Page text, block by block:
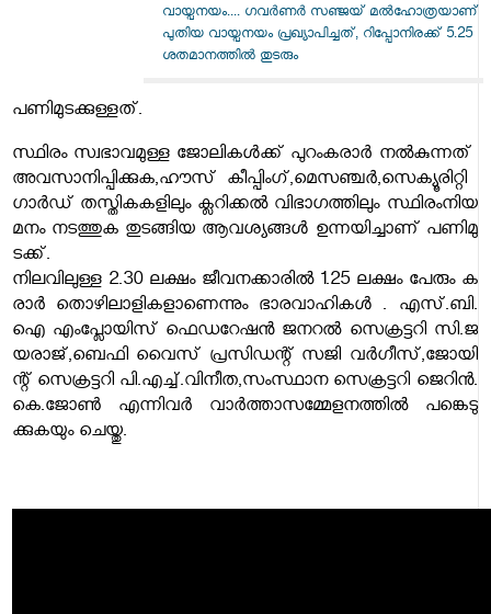
വായ്പനയം.... ഗവർണർ സഞ്ജയ് മൽഹോത്രയാണ്
പുതിയ വായ്പനയം പ്രഖ്യാപിച്ചത്, റിപ്പോനിരക്ക് 5.25
ശതമാനത്തിൽ തുടരും
പണിമുടക്കുള്ളത്.
​​സ്ഥി​രം​ ​സ്വ​ഭാ​വ​മു​ള്ള​ ​ജോ​ലി​ക​ൾ​ക്ക് ​പു​റം​ക​രാ​ർ​ ​ന​ൽ​കു​ന്ന​ത് ​
അ​വ​സാ​നി​പ്പി​ക്കു​ക,​ഹൗ​സ് ​കീ​പ്പിം​ഗ്,​മെ​സ​ഞ്ച​ർ,​സെ​ക്യൂ​രി​റ്റി​ ​
ഗാ​ർ​ഡ് ​ത​സ്തി​ക​ക​ളി​ലും​ ​ക്ല​റി​ക്ക​ൽ​ ​വി​ഭാ​ഗ​ത്തി​ലും​ ​സ്ഥി​രം​നി​യ​
മ​നം​ ​ന​ട​ത്തു​ക​ ​തു​ട​ങ്ങി​യ​ ​ആ​വ​ശ്യ​ങ്ങ​ൾ​ ​ഉ​ന്ന​യി​ച്ചാ​ണ് ​പ​ണി​മു​
ട​ക്ക്.​‌
നി​ല​വി​ലു​ള്ള​ 2.30​ ​ല​ക്ഷം​ ​ജീ​വ​ന​ക്കാ​രി​ൽ​ 1.25​ ​ല​ക്ഷം​ ​പേ​രും​ ​ക​
രാ​ർ​ ​തൊ​ഴി​ലാ​ളി​ക​ളാ​ണെ​ന്നും​ ​ഭാ​ര​വാ​ഹി​ക​ൾ​ ​‌.​ ​എ​സ്.​ബി.​
ഐ​ ​എം​പ്ലോ​യി​സ് ​ഫെ​ഡ​റേ​ഷ​ൻ​ ​ജ​ന​റ​ൽ​ ​സെ​ക്ര​ട്ട​റി​ ​സി.​ജ​
യ​രാ​ജ്,​ബെ​ഫി​ ​വൈ​സ് ​പ്ര​സി​ഡ​ന്റ് ​സ​ജി​ ​വ​ർ​ഗീ​സ്,​ജോ​യി​
ന്റ് ​സെ​ക്ര​ട്ട​റി​ ​പി.​എ​ച്ച്.​വി​നീ​ത,​സം​സ്ഥാ​ന​ ​സെ​ക്ര​ട്ട​റി​ ​ജെ​റി​ൻ.​
കെ.​ജോ​ൺ​ ​എ​ന്നി​വ​ർ​ ​വാ​ർ​ത്താ​സ​മ്മേ​ള​ന​ത്തി​ൽ​ ​പ​ങ്കെ​ടു​
ക്കുകയും ചെയ്തു.